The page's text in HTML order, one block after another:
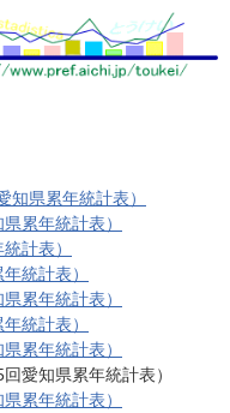
知県累年統計表）
累年統計表）
計表）
統計表）
累年統計表）
統計表）
累年統計表）
愛知県累年統計表）
累年統計表）